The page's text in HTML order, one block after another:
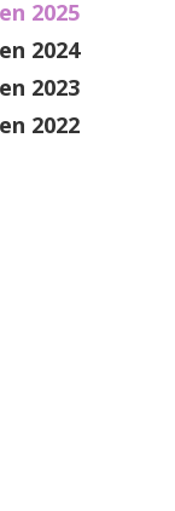
2025
2024
2023
2022